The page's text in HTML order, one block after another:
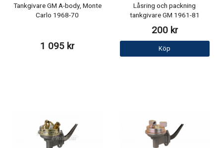
Tankgivare GM A-body, Monte
Carlo 1968-70
1 095 kr
Låsring och packning
tankgivare GM 1961-81
200 kr
Köp